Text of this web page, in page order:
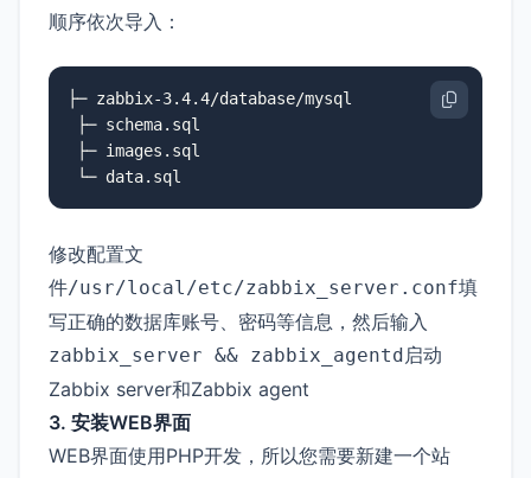
顺序依次导入：
├─ zabbix-3.4.4/database/mysql
├─ schema.sql
├─ images.sql
修改配置文
件/usr/local/etc/zabbix_server.conf填
写正确的数据库账号、密码等信息，然后输入
zabbix_server && zabbix_agentd 启动
Zabbix server和Zabbix agent
3. 安装WEB界面
WEB界面使用PHP开发，所以您需要新建一个站